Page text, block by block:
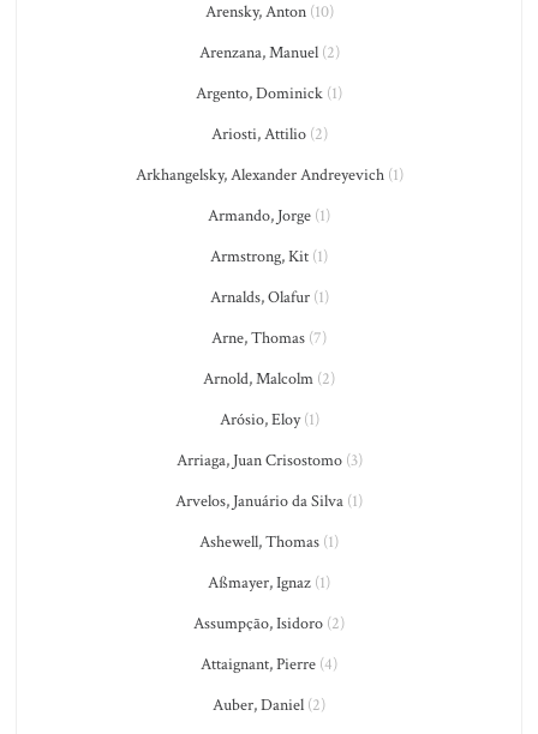
Arensky, Anton(10)
Arenzana, Manuel(2)
Argento, Dominick (1)
Ariosti, Attilio(2)
Arkhangelsky, Alexander Andreyevich(1)
Armando, Jorge (1)
Armstrong, Kit (1)
Arnalds, Olafur(1)
Arne, Thomas (7)
Arnold, Malcolm (2)
Arósio, Eloy(1)
Arriaga, Juan Crisostomo(3)
Arvelos, Januário da Silva (1)
Ashewell, Thomas (1)
Aßmayer, Ignaz (1)
Assumpção, Isidoro (2)
Attaignant, Pierre (4)
Auber, Daniel (2)